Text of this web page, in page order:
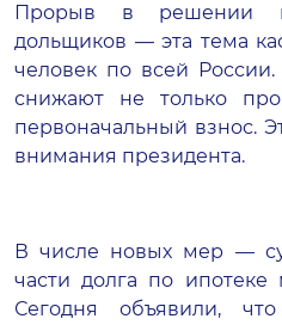
Прорыв в решении
дольщиков — эта тема
человек по всей
снижают не только
первоначальный взнос.
внимания президента.
В числе новых мер —
части долга по
Сегодня объявили,